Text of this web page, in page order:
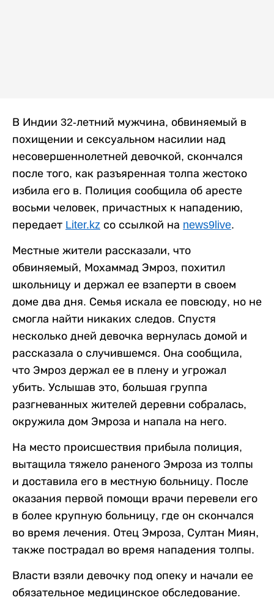
В Индии 32-летний мужчина, обвиняемый в
похищении и сексуальном насилии над
несовершеннолетней девочкой, скончался
после того, как разъяренная толпа жестоко
избила его в. Полиция сообщила об аресте
восьми человек, причастных к нападению,
передает Liter.kz со ссылкой на news9live.
Местные жители рассказали, что
обвиняемый, Мохаммад Эмроз, похитил
школьницу и держал ее взаперти в своем
доме два дня. Семья искала ее повсюду, но не
смогла найти никаких следов. Спустя
несколько дней девочка вернулась домой и
рассказала о случившемся. Она сообщила,
что Эмроз держал ее в плену и угрожал
убить. Услышав это, большая группа
разгневанных жителей деревни собралась,
окружила дом Эмроза и напала на него.
На место происшествия прибыла полиция,
вытащила тяжело раненого Эмроза из толпы
и доставила его в местную больницу. После
оказания первой помощи врачи перевели его
в более крупную больницу, где он скончался
во время лечения. Отец Эмроза, Султан Миян,
также пострадал во время нападения толпы.
Власти взяли девочку под опеку и начали ее
обязательное медицинское обследование.